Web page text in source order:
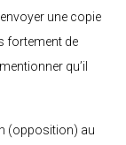
une copie
fortement de
qu’il
(opposition) au